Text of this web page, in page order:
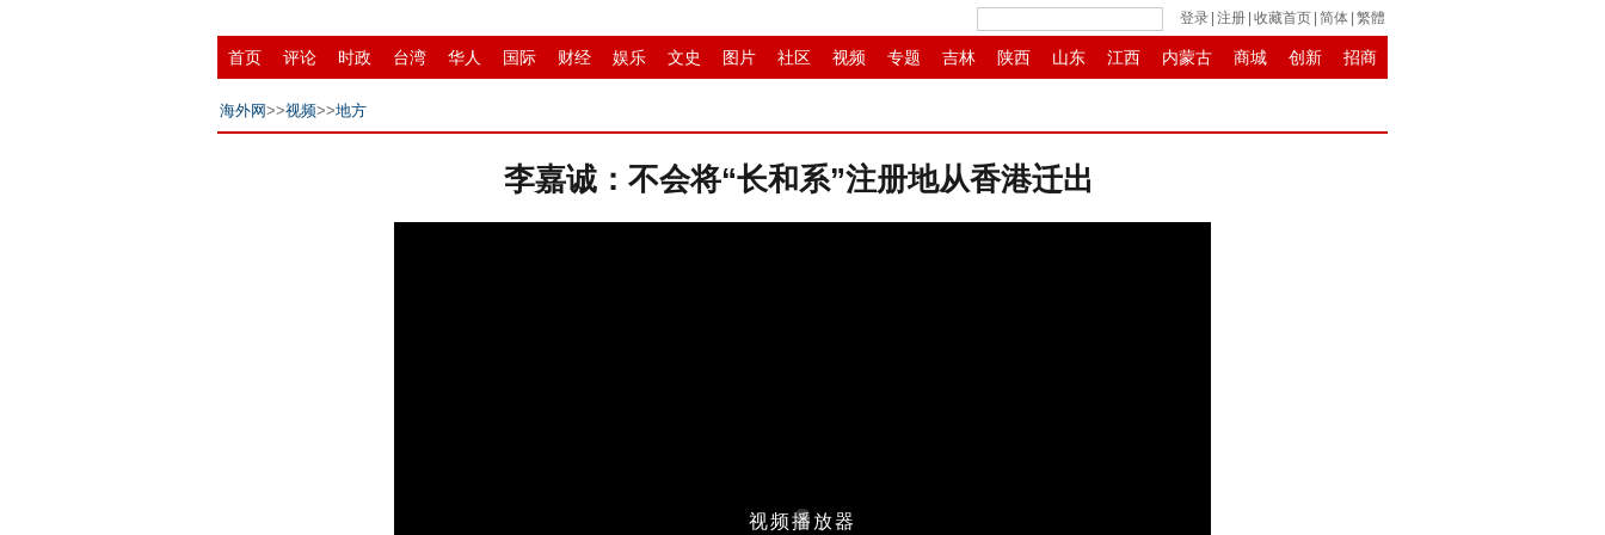
登录 注册 收藏首页 简体 繁體
首页 评论 时政 台湾 华人 国际 财经 娱乐 文史 图片 社区 视频 专题 吉林 陕西 山东 江西 内蒙古 商城 创新 招商
县域 环保 创投
海外网>>视频>>地方
李嘉诚：不会将“长和系”注册地从香港迁出